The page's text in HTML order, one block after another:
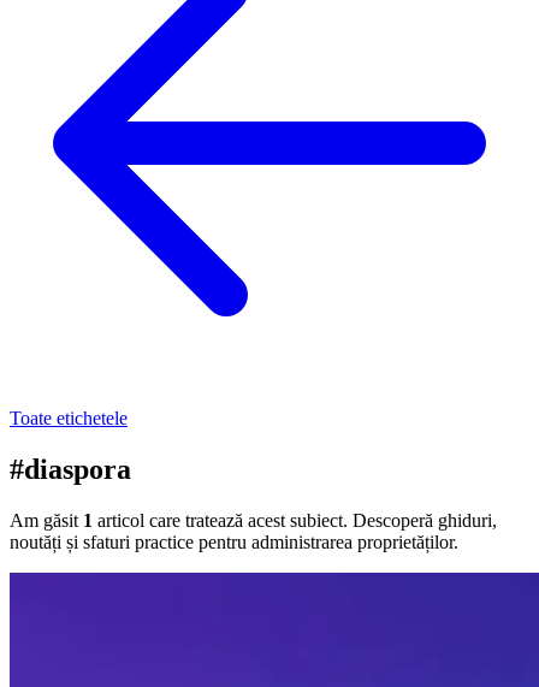
Toate etichetele
#diaspora
Am găsit 1 articol care tratează acest subiect. Descoperă ghiduri,
noutăți și sfaturi practice pentru administrarea proprietăților.